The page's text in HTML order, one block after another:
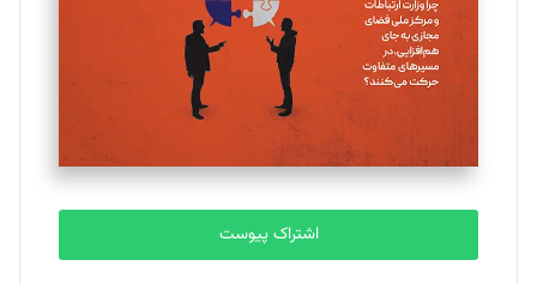
ملینا جعفری
تحریریه
مصطفی مسجدی آرانی
تحریریه
بابک نقاش
اشتراک پیوست